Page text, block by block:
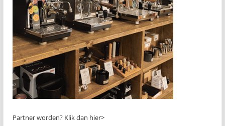
Partner worden? Klik dan hier>